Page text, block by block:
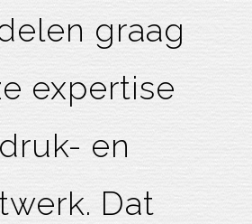
graag
expertise
en
Dat